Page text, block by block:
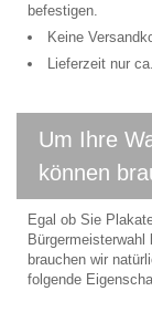
befestigen.
Keine
Lieferzeit nur
Um Ihre
können
Egal ob Sie
brauchen wir
folgende